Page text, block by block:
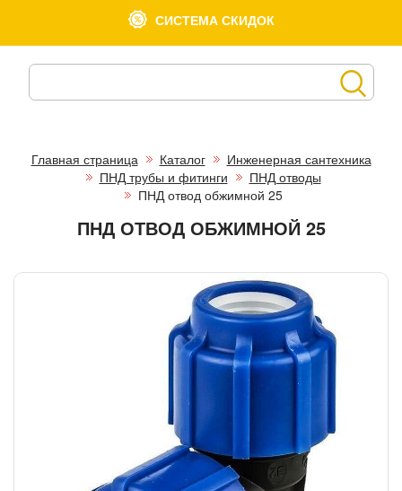
СИСТЕМА СКИДОК
Главная страница Каталог
Инженерная сантехника
ПНД трубы и фитинги
ПНД отводы
ПНД отвод обжимной 25
ПНД ОТВОД ОБЖИМНОЙ 25